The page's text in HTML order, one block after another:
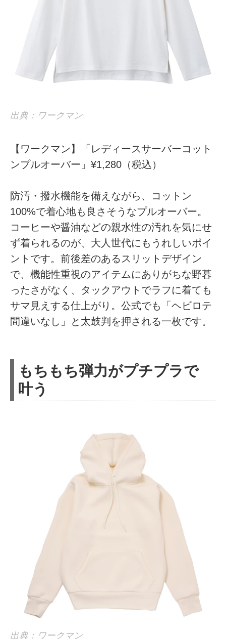
出典：ワークマン
【ワークマン】「レディースサーバーコット
ンプルオーバー」¥1,280（税込）
防汚・撥水機能を備えながら、コットン
100%で着心地も良さそうなプルオーバー。
コーヒーや醤油などの親水性の汚れを気にせ
ず着られるのが、大人世代にもうれしいポイ
ントです。前後差のあるスリットデザイン
で、機能性重視のアイテムにありがちな野暮
ったさがなく、タックアウトでラフに着ても
サマ見えする仕上がり。公式でも「ヘビロテ
間違いなし」と太鼓判を押される一枚です。
もちもち弾力がプチプラで
叶う
出典：ワークマン